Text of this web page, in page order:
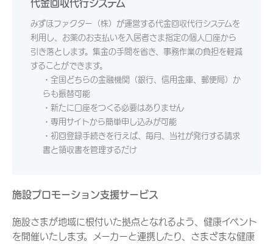
代金回収代行システム
みずほファクター（株）が運営する代金回収代行システムを
利用し、お薬のお支払いを入居者さま指定の個人口座から
引き落とします。集金の手間を省き、事務作業の負担を軽減
することができます。
・全国どちらの金融機関（銀行、信用金庫、郵便局）か
らも振替可能
・新たに口座をつくる必要はありません
・専用サイトから簡単申し込みが可能
・初回登録手続きを行えば、毎月、当社が発行する請求
書と領収書を管理するだけ
施設プロモーション支援サービス
施設さまが地域に根付いた拠点となれるよう、健康イベント
を開催いたします。メーカーと連携したり、さまざまな健康